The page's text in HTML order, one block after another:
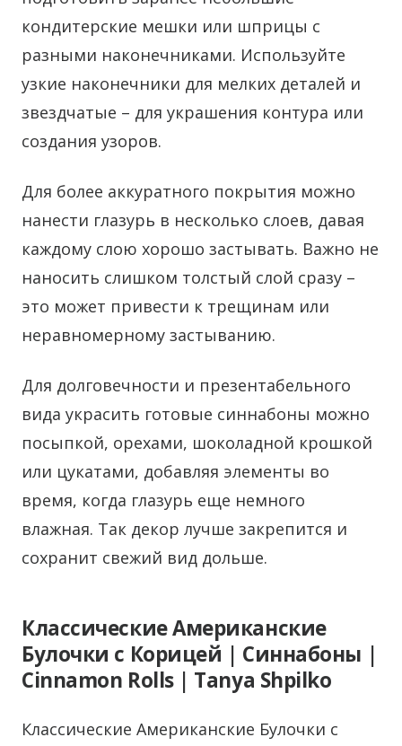
кондитерские мешки или шприцы с
разными наконечниками. Используйте
узкие наконечники для мелких деталей и
звездчатые – для украшения контура или
создания узоров.
Для более аккуратного покрытия можно
нанести глазурь в несколько слоев, давая
каждому слою хорошо застывать. Важно не
наносить слишком толстый слой сразу –
это может привести к трещинам или
неравномерному застыванию.
Для долговечности и презентабельного
вида украсить готовые синнабоны можно
посыпкой, орехами, шоколадной крошкой
или цукатами, добавляя элементы во
время, когда глазурь еще немного
влажная. Так декор лучше закрепится и
сохранит свежий вид дольше.
Классические Американские
Булочки с Корицей | Синнабоны |
Cinnamon Rolls | Tanya Shpilko
Классические Американские Булочки с